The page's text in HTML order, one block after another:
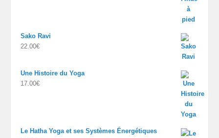
Sako Ravi
22.00€
Une Histoire du Yoga
17.00€
Le Hatha Yoga et ses Systèmes Énergétiques